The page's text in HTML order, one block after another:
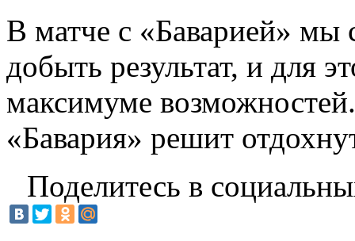
В матче с «Баварией» мы
добыть результат, и для
максимуме
«Бавария» решит
Поделитесь в